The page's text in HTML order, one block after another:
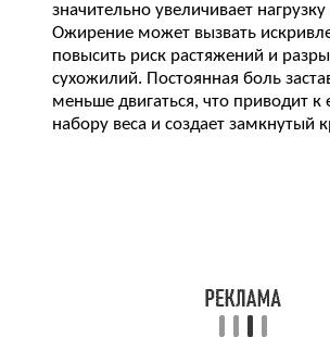
значительно увеличивает
Ожирение может вызвать
повысить риск растяжений и
сухожилий. Постоянная боль
меньше двигаться, что приводит
набору веса и создает замкнутый